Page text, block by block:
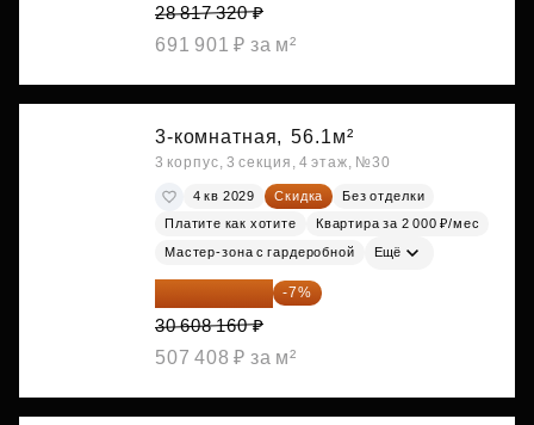
28 817 320 ₽
691 901 ₽ за м²
3-комнатная, 56.1м²
3 корпус, 3 секция, 4 этаж, №30
4 кв 2029 Скидка
Без отделки
Платите как хотите
Квартира за 2 000 ₽/мес
Мастер-зона с гардеробной Ещё
28 465 589 ₽ -7%
30 608 160 ₽
507 408 ₽ за м²